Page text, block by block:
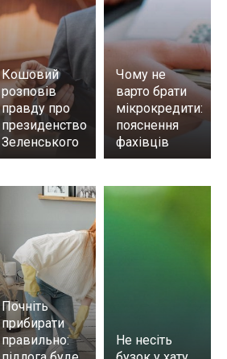
Кошовий
розповів
правду про
президенство
Зеленського
Чому не
варто брати
мікрокредити:
пояснення
фахівців
Почніть
прибирати
правильно:
Не несіть